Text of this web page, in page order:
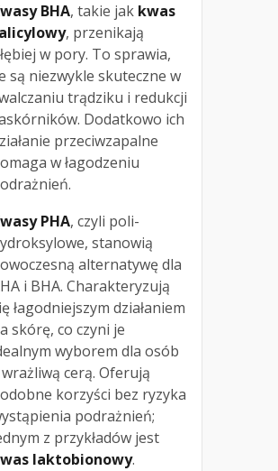
BHA, takie jak kwas
, przenikają
w pory. To sprawia,
są niezwykle skuteczne w
trądziku i redukcji
Dodatkowo ich
przeciwzapalne
w łagodzeniu
PHA, czyli poli-
stanowią
alternatywę dla
i BHA. Charakteryzują
łagodniejszym działaniem
skórę, co czyni je
wyborem dla osób
wrażliwą cerą. Oferują
korzyści bez ryzyka
podrażnień;
z przykładów jest
laktobionowy.